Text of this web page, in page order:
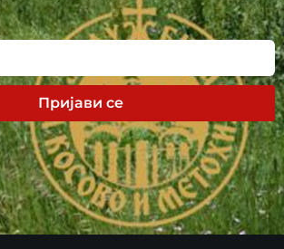
Пријави се